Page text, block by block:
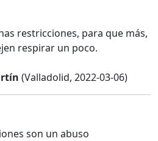
restricciones, para que más,
respirar un poco.
(Valladolid, 2022-03-06)
son un abuso